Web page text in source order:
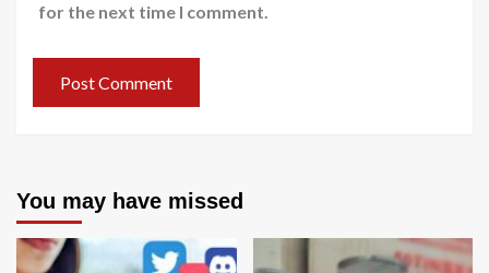
for the next time I comment.
You may have missed